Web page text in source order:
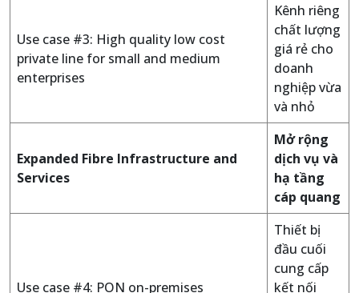
Use case #3: High quality low cost
private line for small and medium
enterprises
Kênh riêng
chất lượng
giá rẻ cho
doanh
nghiệp vừa
và nhỏ
Expanded Fibre Infrastructure and
Services
Mở rộng
dịch vụ và
hạ tầng
cáp quang
Use case #4: PON on-premises
Thiết bị
đầu cuối
cung cấp
kết nối